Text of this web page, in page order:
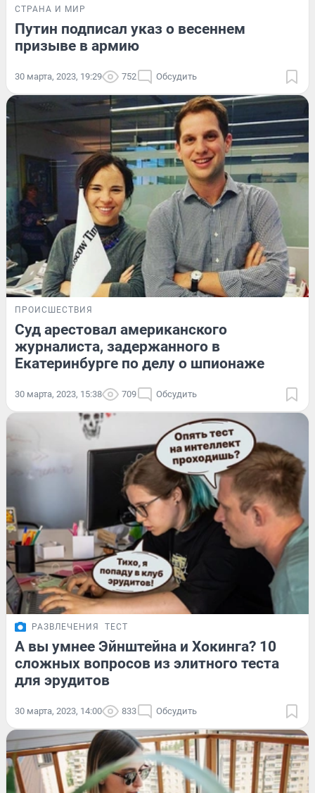
СТРАНА И МИР
Путин подписал указ о весеннем
призыве в армию
30 марта, 2023, 19:29 752 Обсудить
ПРОИСШЕСТВИЯ
Суд арестовал американского
журналиста, задержанного в
Екатеринбурге по делу о шпионаже
30 марта, 2023, 15:38 709 Обсудить
РАЗВЛЕЧЕНИЯ ТЕСТ
А вы умнее Эйнштейна и Хокинга? 10
сложных вопросов из элитного теста
для эрудитов
30 марта, 2023, 14:00 833 Обсудить